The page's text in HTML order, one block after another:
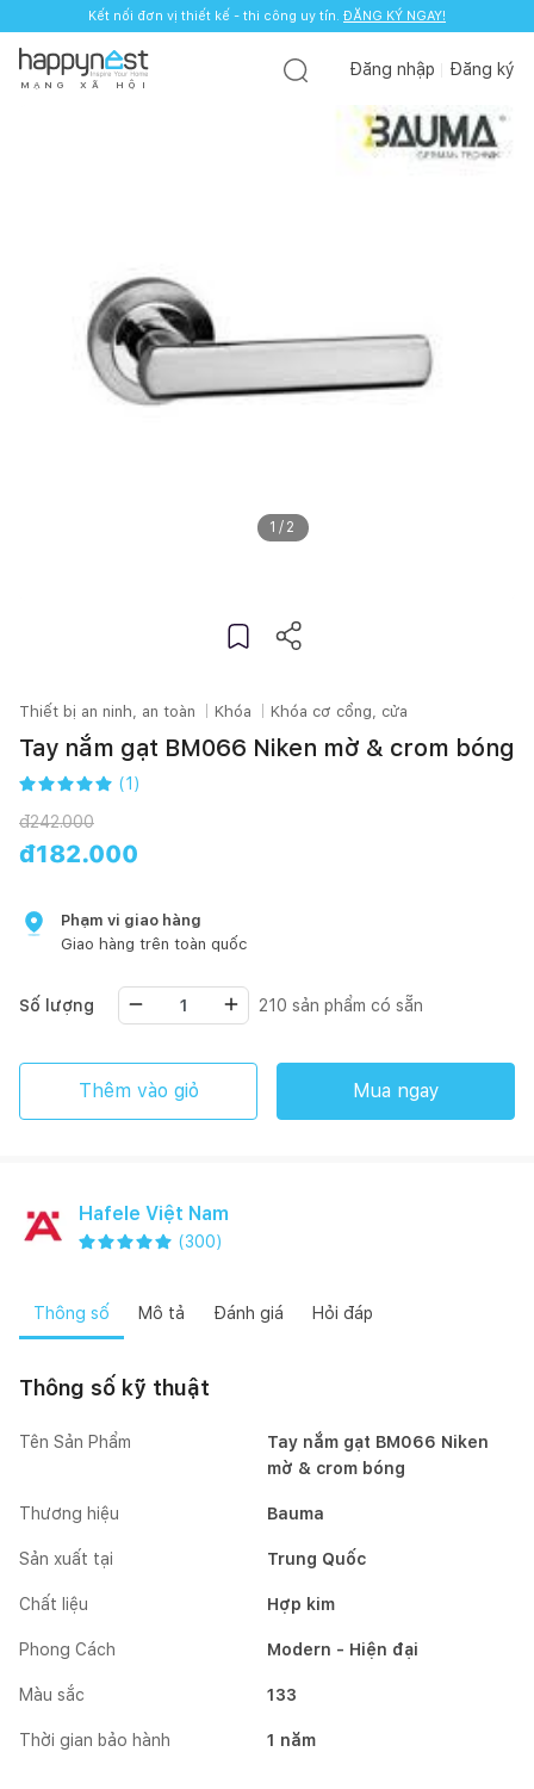
Kết nối đơn vị thiết kế - thi công uy tín. ĐĂNG KÝ NGAY!
M Ạ N G X Ã H Ộ I
Đăng nhập Đăng ký
1 / 2
Thiết bị an ninh, an toàn Khóa Khóa cơ cổng, cửa
Tay nắm gạt BM066 Niken mờ & crom bóng
(1 )
đ242.000
đ182.000
Phạm vi giao hàng
Giao hàng trên toàn quốc
Số lượng 210 sản phẩm có sẵn
Thêm vào giỏ Mua ngay
Hafele Việt Nam
(300)
Thông số Mô tả Đánh giá Hỏi đáp
Thông số kỹ thuật
Tên Sản Phẩm
Tay nắm gạt BM066 Niken
mờ & crom bóng
Thương hiệu Bauma
Sản xuất tại Trung Quốc
Chất liệu Hợp kim
Phong Cách Modern - Hiện đại
Màu sắc 133
Thời gian bảo hành 1 năm